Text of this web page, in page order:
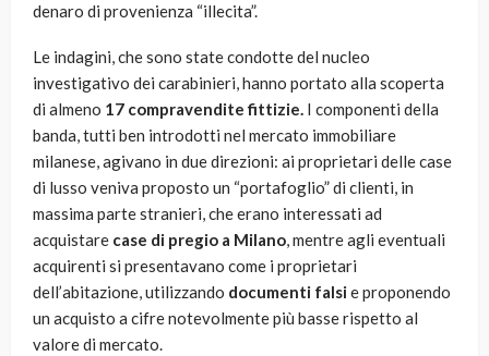
denaro di provenienza “illecita”.
Le indagini, che sono state condotte del nucleo
investigativo dei carabinieri, hanno portato alla scoperta
di almeno 17 compravendite fittizie. I componenti della
banda, tutti ben introdotti nel mercato immobiliare
milanese, agivano in due direzioni: ai proprietari delle case
di lusso veniva proposto un “portafoglio” di clienti, in
massima parte stranieri, che erano interessati ad
acquistare case di pregio a Milano, mentre agli eventuali
acquirenti si presentavano come i proprietari
dell’abitazione, utilizzando documenti falsie proponendo
un acquisto a cifre notevolmente più basse rispetto al
valore di mercato.